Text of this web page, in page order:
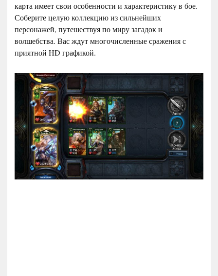
карта имеет свои особенности и характеристику в бое.
Соберите целую коллекцию из сильнейших
персонажей, путешествуя по миру загадок и
волшебства. Вас ждут многочисленные сражения с
приятной HD графикой.